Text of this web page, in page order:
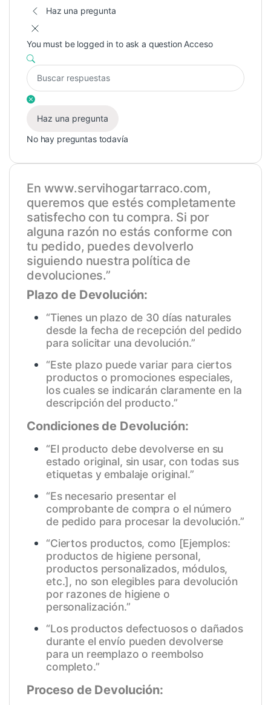
Haz una pregunta
You must be logged in to ask a question Acceso
Haz una pregunta
No hay preguntas todavía
En www.servihogartarraco.com,
queremos que estés completamente
satisfecho con tu compra. Si por
alguna razón no estás conforme con
tu pedido, puedes devolverlo
siguiendo nuestra política de
devoluciones.”
Plazo de Devolución:
“Tienes un plazo de 30 días naturales
desde la fecha de recepción del pedido
para solicitar una devolución.”
“Este plazo puede variar para ciertos
productos o promociones especiales,
los cuales se indicarán claramente en la
descripción del producto.”
Condiciones de Devolución:
“El producto debe devolverse en su
estado original, sin usar, con todas sus
etiquetas y embalaje original.”
“Es necesario presentar el
comprobante de compra o el número
de pedido para procesar la devolución.”
“Ciertos productos, como [Ejemplos:
productos de higiene personal,
productos personalizados, módulos,
etc.], no son elegibles para devolución
por razones de higiene o
personalización.”
“Los productos defectuosos o dañados
durante el envío pueden devolverse
para un reemplazo o reembolso
completo.”
Proceso de Devolución: